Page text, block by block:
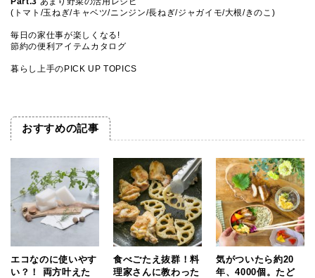
(トマト/玉ねぎ/キャベツ/ニンジン/長ねぎ/ジャガイモ/大根/きのこ)
毎日の家仕事が楽しくなる!
節約の便利アイテムカタログ
暮らし上手のPICK UP TOPICS
おすすめの記事
エコなのに使いやす
い？！ 両方叶えた
食べごたえ抜群！料
理家さんに教わった
気がついたら約20
年、4000個。たど